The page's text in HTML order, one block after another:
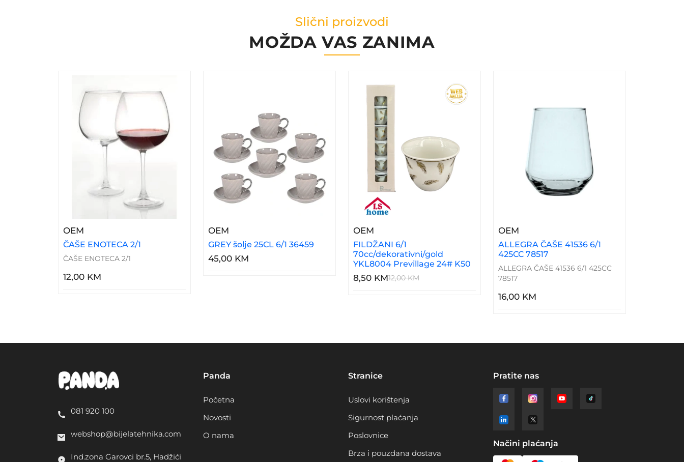
Slični proizvodi
MOŽDA VAS ZANIMA
OEM– ČAŠE ENOTECA 2/1
ČAŠE ENOTECA 2/1
ČAŠE ENOTECA 2/1
12,00 KM
OEM– GREY Šolje 25CL 6/1 36459
GREY šolje 25CL 6/1 36459
45,00 KM
OEM– FILDŽANI 6/1 70cc/dekorativni/gold YKL8004 Previllage 24# K50
FILDŽANI 6/1
70cc/dekorativni/gold
YKL8004 Previllage 24# K50
8,50 KM12,00 KM
OEM– ALLEGRA ČAŠE 41536 6/1 425CC
ALLEGRA ČAŠE 41536 6/1
425CC 78517
ALLEGRA ČAŠE 41536 6/1 425CC
78517
16,00 KM
081 920 100
webshop@bijelatehnika.com
Ind.zona Garovci br.5, Hadžići
Panda
Početna
Novosti
O nama
Stranice
Uslovi korištenja
Sigurnost plaćanja
Poslovnice
Brza i pouzdana dostava
Pratite nas
Načini plaćanja